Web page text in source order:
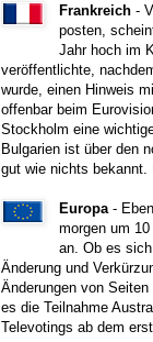
Frankreich-
posten,
Jahr hoch im
veröffentlichte,
wurde, einen Hinweis
offenbar beim
Stockholm eine
Bulgarien ist über den
gut wie nichts bekannt.
Europa-
morgen um
an. Ob es
Änderung und
Änderungen von
es die Teilnahme
Televotings ab dem